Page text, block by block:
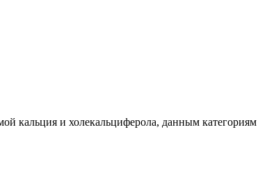
кальция и холекальциферола, данным